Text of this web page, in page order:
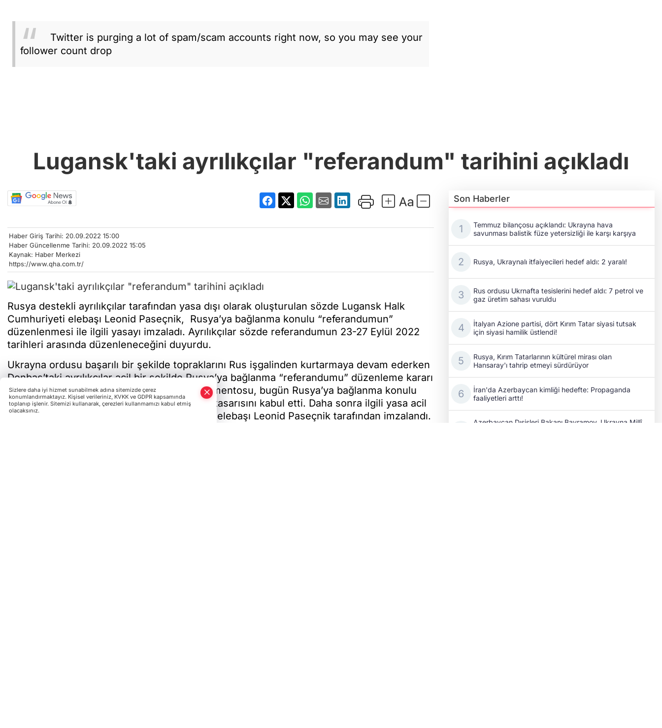
Twitter is purging a lot of spam/scam accounts right now, so you may see your
follower count drop
Lugansk'taki ayrılıkçılar "referandum" tarihini açıkladı
Haber Giriş Tarihi: 20.09.2022 15:00
Haber Güncellenme Tarihi: 20.09.2022 15:05
Kaynak: Haber Merkezi
https://www.qha.com.tr/
Rusya destekli ayrılıkçılar tarafından yasa dışı olarak oluşturulan sözde Lugansk Halk
Cumhuriyeti elebaşı Leonid Paseçnik, Rusya’ya bağlanma konulu “referandumun”
düzenlenmesi ile ilgili yasayı imzaladı. Ayrılıkçılar sözde referandumun 23-27 Eylül 2022
tarihleri arasında düzenleneceğini duyurdu.
Ukrayna ordusu başarılı bir şekilde topraklarını Rus işgalinden kurtarmaya devam ederken
Donbas’taki ayrılıkçılar acil bir şekilde Rusya’ya bağlanma “referandumu” düzenleme kararı
aldı. Sözde Lugansk Halk Cumhuriyeti Parlamentosu, bugün Rusya’ya bağlanma konulu
“referandumun” düzenlenmesi ile ilgili yasa tasarısını kabul etti. Daha sonra ilgili yasa acil
bir şekilde sözde Lugansk Halk Cumhuriyeti elebaşı Leonid Paseçnik tarafından imzalandı.
Son Haberler
Temmuz bilançosu açıklandı: Ukrayna hava
savunması balistik füze yetersizliği ile karşı karşıya
Rusya, Ukraynalı itfaiyecileri hedef aldı: 2 yaralı!
Rus ordusu Ukrnafta tesislerini hedef aldı: 7 petrol ve
gaz üretim sahası vuruldu
İtalyan Azione partisi, dört Kırım Tatar siyasi tutsak
için siyasi hamilik üstlendi!
Rusya, Kırım Tatarlarının kültürel mirası olan
Hansaray'ı tahrip etmeyi sürdürüyor
İran'da Azerbaycan kimliği hedefte: Propaganda
faaliyetleri arttı!
Azerbaycan Dışişleri Bakanı Bayramov, Ukrayna Millî
Sizlere daha iyi hizmet sunabilmek adına sitemizde çerez
konumlandırmaktayız. Kişisel verileriniz, KVKK ve GDPR kapsamında
toplanıp işlenir. Sitemizi kullanarak, çerezleri kullanmamızı kabul etmiş
olacaksınız.